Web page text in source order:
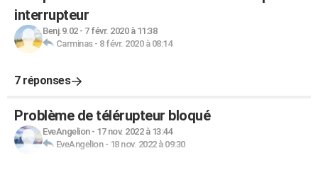
interrupteur
Benj.9.02- 7 févr. 2020 à 11:38
Carminas- 8 févr. 2020 à 08:14
7 réponses
Problème de télérupteur bloqué
EveAngelion- 17 nov. 2022 à 13:44
EveAngelion- 18 nov. 2022 à 09:30